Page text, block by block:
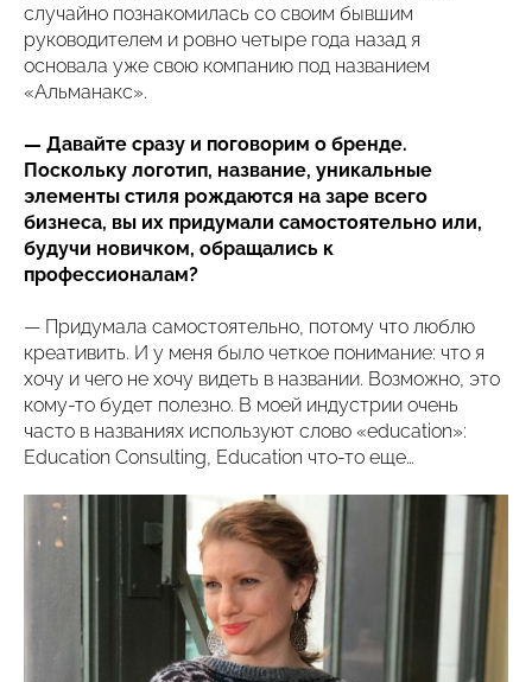
случайно познакомилась со своим бывшим
руководителем и ровно четыре года назад я
основала уже свою компанию под названием
«Альманакс».
— Давайте сразу и поговорим о бренде.
Поскольку логотип, название, уникальные
элементы стиля рождаются на заре всего
бизнеса, вы их придумали самостоятельно или,
будучи новичком, обращались к
профессионалам?
— Придумала самостоятельно, потому что люблю
креативить. И у меня было четкое понимание: что я
хочу и чего не хочу видеть в названии. Возможно, это
кому-то будет полезно. В моей индустрии очень
часто в названиях используют слово «education»:
Education Consulting, Education что-то еще…